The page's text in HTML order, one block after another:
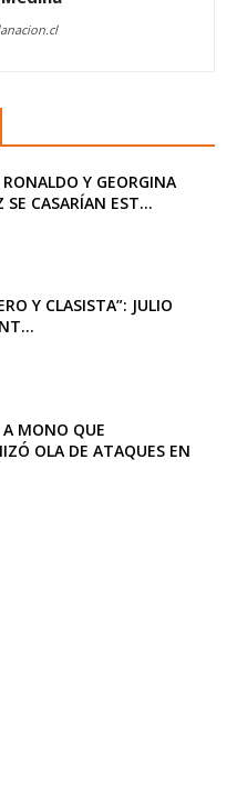
Y GEORGINA
SE CASARÍAN EST...
Y CLASISTA”: JULIO
MONO QUE
OLA DE ATAQUES EN